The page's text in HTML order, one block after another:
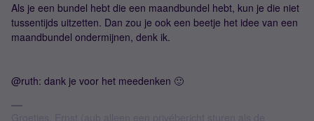
Als je een bundel hebt die een maandbundel hebt, kun je die niet
tussentijds uitzetten. Dan zou je ook een beetje het idee van een
maandbundel ondermijnen, denk ik.
@ruth: dank je voor het meedenken 🙂